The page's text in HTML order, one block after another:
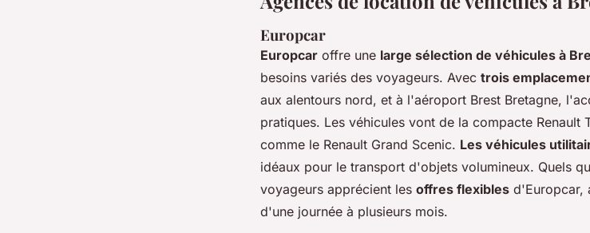
Europcar
Europcar offre une large sélection de véhicules à
besoins variés des voyageurs. Avec trois
aux alentours nord, et à l'aéroport Brest Bretagne,
pratiques. Les véhicules vont de la compacte Renault
comme le Renault Grand Scenic. Les véhicules
idéaux pour le transport d'objets volumineux. Quels
voyageurs apprécient les offres flexibles d'Europcar,
d'une journée à plusieurs mois.